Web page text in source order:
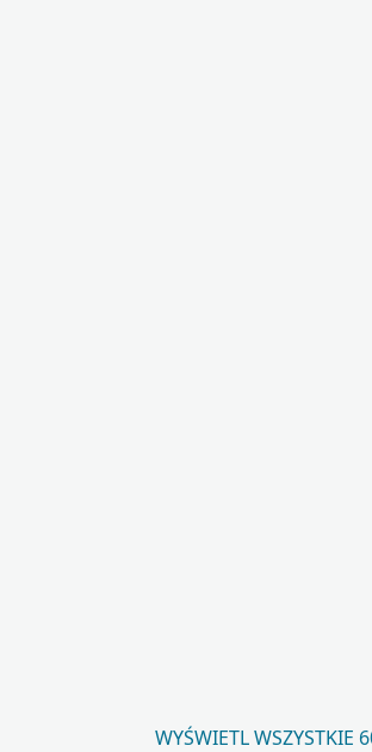
WYŚWIETL WSZYSTKIE